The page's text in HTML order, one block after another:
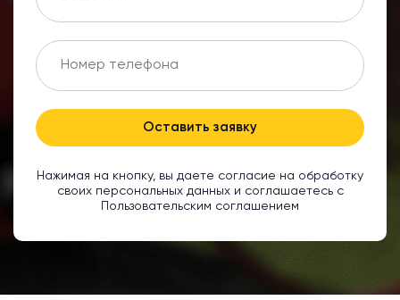
Оставить заявку
Нажимая на кнопку, вы даете согласие на обработку
своих персональных данных и соглашаетесь с
Пользовательским соглашением